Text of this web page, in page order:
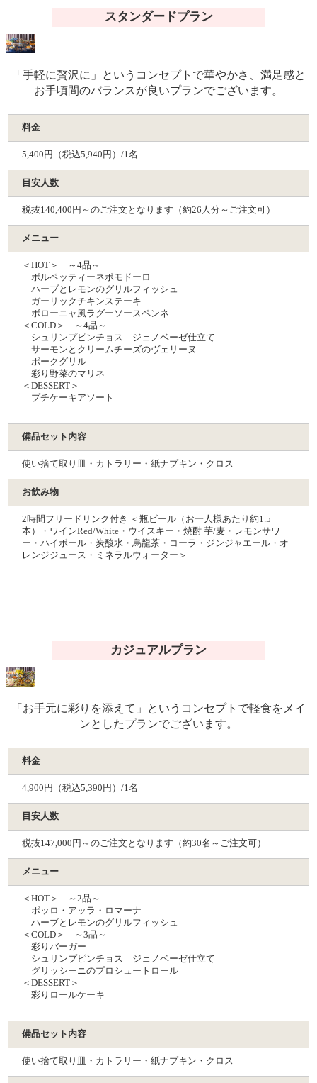
スタンダードプラン
「手軽に贅沢に」というコンセプトで華やかさ、満足感と
お手頃間のバランスが良いプランでございます。
料金
5,400円（税込5,940円）/1名
目安人数
税抜140,400円～のご注文となります（約26人分～ご注文可）
メニュー
＜HOT＞ ～4品～
ポルペッティーネポモドーロ
ハーブとレモンのグリルフィッシュ
ガーリックチキンステーキ
ボローニャ風ラグーソースペンネ
＜COLD＞ ～4品～
シュリンプピンチョス ジェノベーゼ仕立て
サーモンとクリームチーズのヴェリーヌ
ポークグリル
彩り野菜のマリネ
＜DESSERT＞
プチケーキアソート
備品セット内容
使い捨て取り皿・カトラリー・紙ナプキン・クロス
お飲み物
2時間フリードリンク付き ＜瓶ビール（お一人様あたり約1.5
本）・ワインRed/White・ウイスキー・焼酎 芋/麦・レモンサワ
ー・ハイボール・炭酸水・烏龍茶・コーラ・ジンジャエール・オ
レンジジュース・ミネラルウォーター＞
カジュアルプラン
「お手元に彩りを添えて」というコンセプトで軽食をメイ
ンとしたプランでございます。
料金
4,900円（税込5,390円）/1名
目安人数
税抜147,000円～のご注文となります（約30名～ご注文可）
メニュー
＜HOT＞ ～2品～
ポッロ・アッラ・ロマーナ
ハーブとレモンのグリルフィッシュ
＜COLD＞ ～3品～
彩りバーガー
シュリンプピンチョス ジェノベーゼ仕立て
グリッシーニのプロシュートロール
＜DESSERT＞
彩りロールケーキ
備品セット内容
使い捨て取り皿・カトラリー・紙ナプキン・クロス